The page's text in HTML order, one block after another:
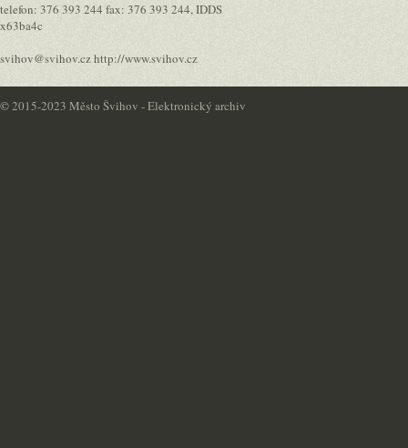
telefon: 376 393 244 fax: 376 393 244, IDDS
x63ba4c
svihov@svihov.cz http://www.svihov.cz
©2015-2023 Město Švihov - Elektronický archiv